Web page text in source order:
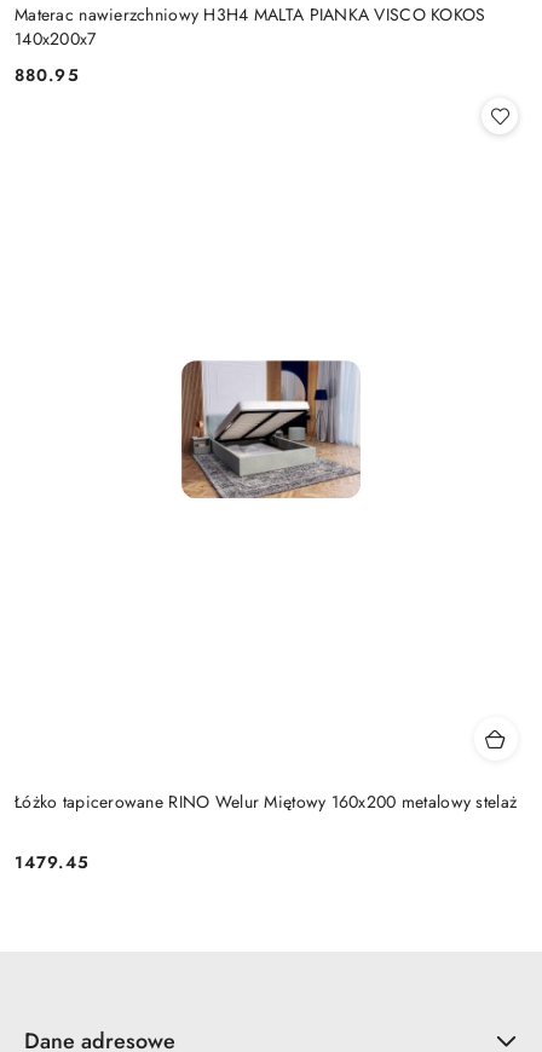
Materac nawierzchniowy H3H4 MALTA PIANKA VISCO KOKOS
140x200x7
Cena:
880.95
Łóżko tapicerowane RINO Welur Miętowy 160x200 metalowy stelaż
Cena:
1479.45
Dane adresowe